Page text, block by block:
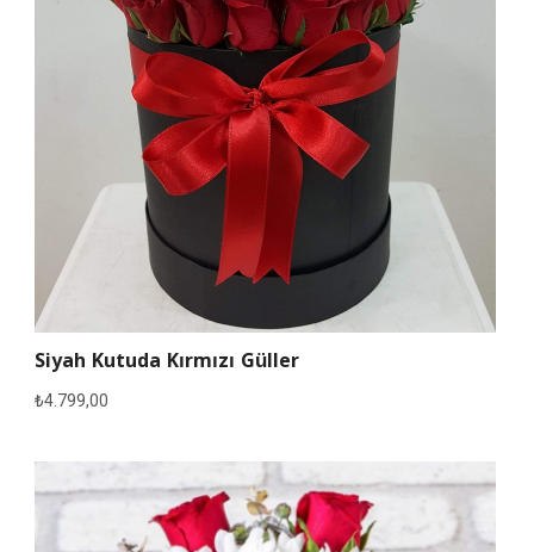
Siyah Kutuda Kırmızı Güller
₺4.799,00